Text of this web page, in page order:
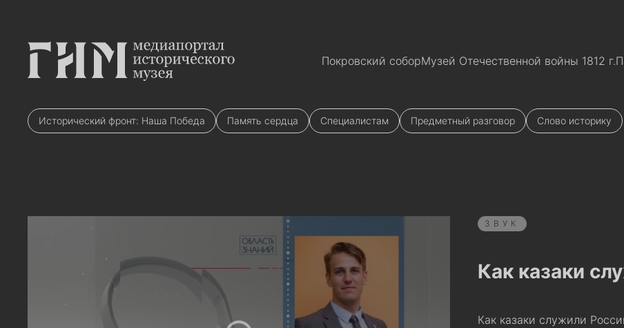
Покровский соборМузей Отечественной войны 1812 г.
Исторический фронт: Наша Победа Память сердца Специалистам Предметный разговор Слово историку
ЗВУК
Как казаки
Как казаки служили